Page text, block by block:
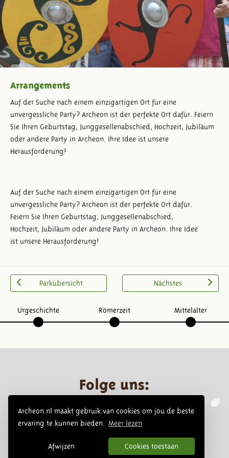
Archeon.nl maakt gebruik van cookies om jou de beste
ervaring te kunnen bieden.
Meer lezen
Afwijzen Cookies toestaan
Arrangements
Auf der Suche nach einem einzigartigen Ort für eine
unvergessliche Party? Archeon ist der perfekte Ort dafür. Feiern
Sie Ihren Geburtstag, Junggesellenabschied, Hochzeit, Jubiläum
oder andere Party in Archeon. Ihre Idee ist unsere
Herausforderung!
Auf der Suche nach einem einzigartigen Ort für eine
unvergessliche Party? Archeon ist der perfekte Ort dafür.
Feiern Sie Ihren Geburtstag, Junggesellenabschied,
Hochzeit, Jubiläum oder andere Party in Archeon. Ihre Idee
ist unsere Herausforderung!
Parkübersicht Nächstes
Urgeschichte Römerzeit Mittelalter
Folge uns: